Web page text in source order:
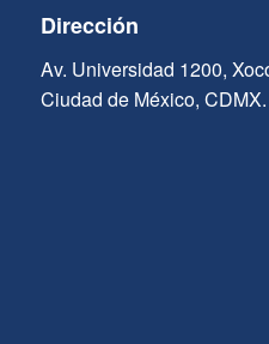
Dirección
Av. Universidad 1200,
Ciudad de México, CDMX.